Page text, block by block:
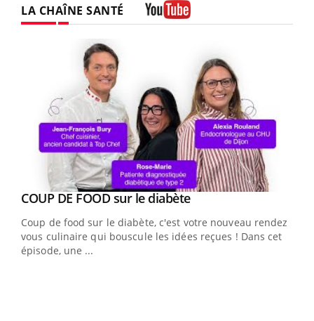
LA CHAÎNE SANTÉ
Youtube
COUP DE FOOD sur le diabèteYoutube
Coup de food sur le diabète, c'est votre nouveau rendez-
vous culinaire qui bouscule les idées reçues ! Dans cet
épisode, une ...